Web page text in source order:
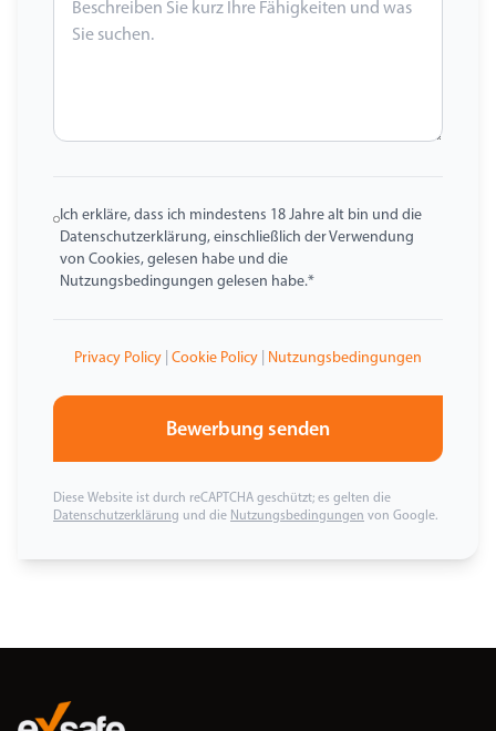
Ich erkläre, dass ich mindestens 18 Jahre alt bin und die
Datenschutzerklärung, einschließlich der Verwendung
von Cookies, gelesen habe und die
Nutzungsbedingungen gelesen habe.*
Privacy Policy Cookie Policy Nutzungsbedingungen
Bewerbung senden
Diese Website ist durch reCAPTCHA geschützt; es gelten die
Datenschutzerklärung und die Nutzungsbedingungen von Google.